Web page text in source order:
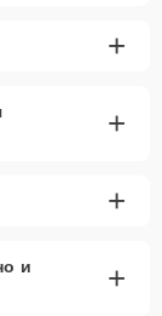
+
+
+
и
+